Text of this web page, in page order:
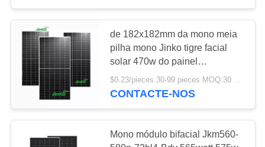
Sistema do
armazenamento da
bateria solar
de 182x182mm da mono meia
pilha mono Jinko tigre facial
solar 470w do painel
JKM470M-7RL3
$0.23/pieces 30-99 pieces MOQ:30 partes
CONTACTE-NOS
Mono módulo bifacial Jkm560-